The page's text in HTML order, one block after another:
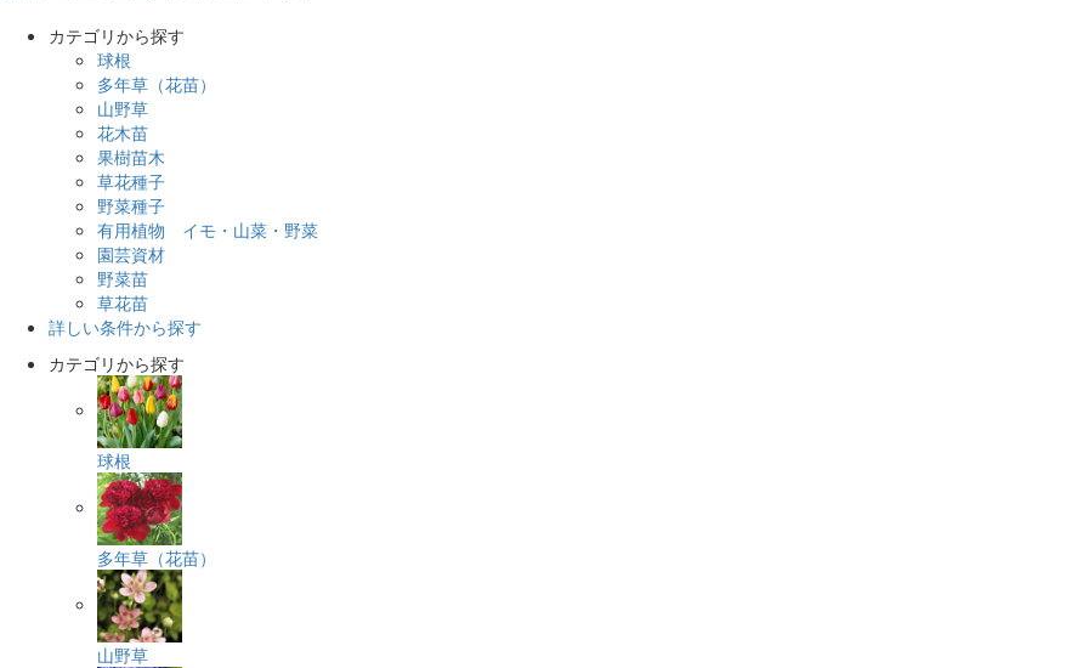
カテゴリから探す
球根
多年草（花苗）
山野草
花木苗
果樹苗木
草花種子
野菜種子
有用植物 イモ・山菜・野菜
園芸資材
野菜苗
草花苗
詳しい条件から探す
カテゴリから探す
球根
多年草（花苗）
山野草